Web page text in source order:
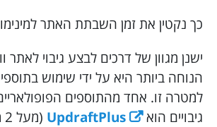
כך נקטין את זמן השבתת האתר
ישנן מגוון של דרכים לבצע גיבוי לאתר
הנוחה ביותר היא על ידי שימוש
למטרה זו. אחד מהתוספים
גיבויים הוא
UpdraftPlus